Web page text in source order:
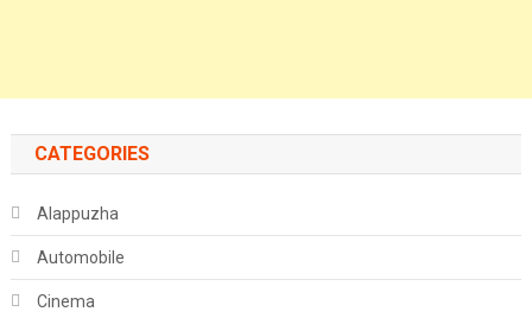
CATEGORIES
Alappuzha
Automobile
Cinema